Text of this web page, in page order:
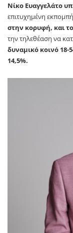
Νίκο Ευαγγελάτο
επιτυχημένη
στην κορυφή, και
την τηλεθέαση να
δυναμικό κοινό
14,5%.